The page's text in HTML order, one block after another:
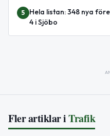
5
Hela listan: 348 nya
4 i Sjöbo
Fler artiklar iTrafik